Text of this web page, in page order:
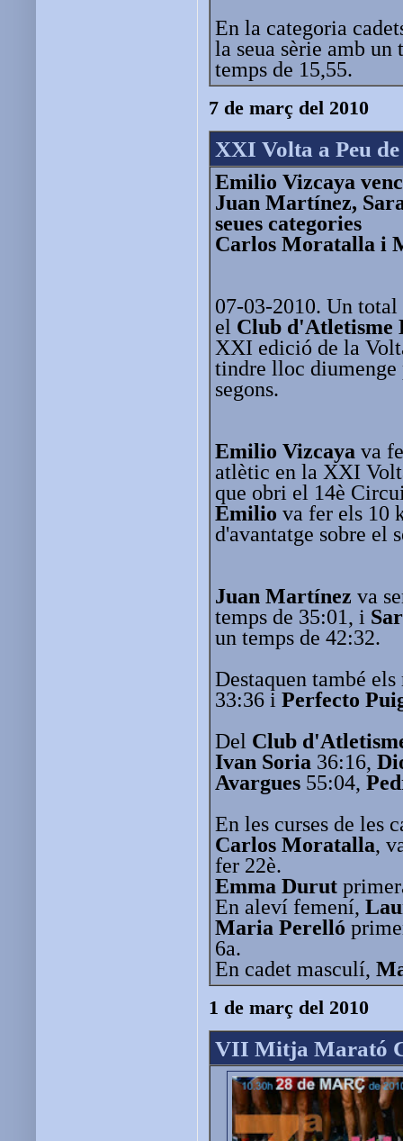
En la categoria
la seua sèrie amb
temps de 15,55.
7 de març del 2010
XXI Volta a Peu
Emilio Vizcaya
Juan Martínez,
seues categories
Carlos Moratalla i
07-03-2010. Un
el Club d'Atletisme
XXI edició de la
tindre lloc diumenge
segons.
Emilio Vizcaya va
atlètic en la XXI
que obri el 14è
Emilio va fer els 10
d'avantatge sobre el
Juan Martínez va
temps de 35:01, i
un temps de 42:32.
Destaquen també
33:36 i Perfecto
Del Club
Ivan Soria 36:16,
Avargues 55:04,
En les curses de les
Carlos Moratalla,
fer 22è.
Emma Durut
En aleví femení,
Maria Perelló
6a.
En cadet masculí,
1 de març del 2010
VII Mitja Marató